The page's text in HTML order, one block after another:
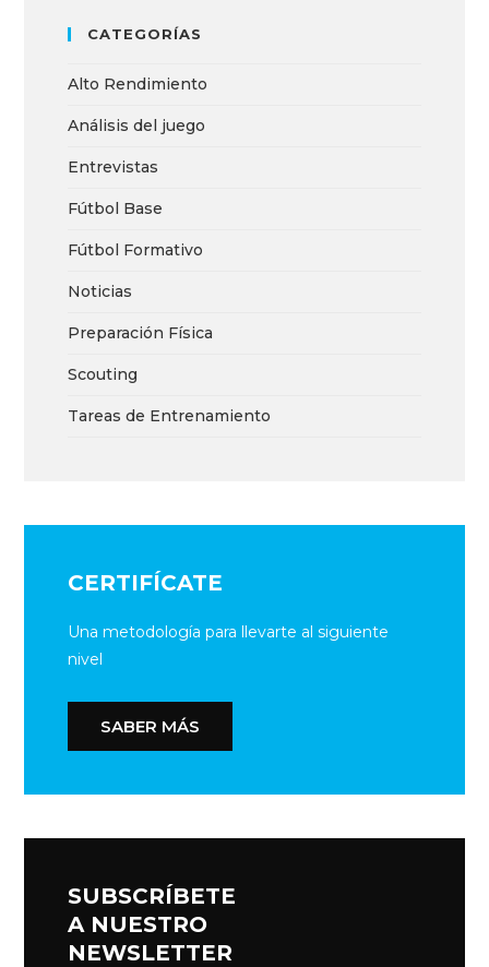
CATEGORÍAS
Alto Rendimiento
Análisis del juego
Entrevistas
Fútbol Base
Fútbol Formativo
Noticias
Preparación Física
Scouting
Tareas de Entrenamiento
CERTIFÍCATE
Una metodología para llevarte al siguiente
nivel
SABER MÁS
SUBSCRÍBETE
A NUESTRO
NEWSLETTER